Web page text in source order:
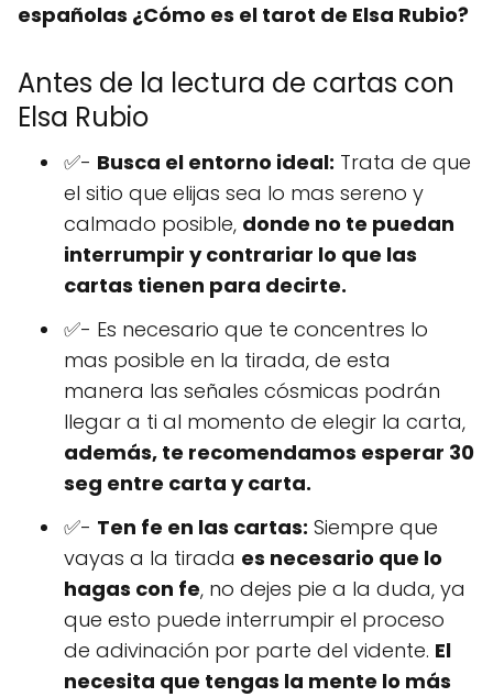
españolas ¿Cómo es el tarot de Elsa Rubio?
Antes de la lectura de cartas con
Elsa Rubio
✅- Busca el entorno ideal: Trata de que
el sitio que elijas sea lo mas sereno y
calmado posible, donde no te puedan
interrumpir y contrariar lo que las
cartas tienen para decirte.
✅- Es necesario que te concentres lo
mas posible en la tirada, de esta
manera las señales cósmicas podrán
llegar a ti al momento de elegir la carta,
además, te recomendamos esperar 30
seg entre carta y carta.
✅- Ten fe en las cartas: Siempre que
vayas a la tirada es necesario que lo
hagas con fe, no dejes pie a la duda, ya
que esto puede interrumpir el proceso
de adivinación por parte del vidente. El
necesita que tengas la mente lo más